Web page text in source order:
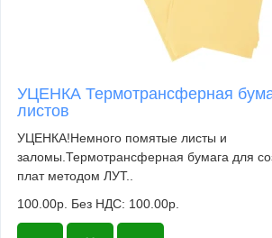
УЦЕНКА Термотрансферная
листов
УЦЕНКА!Немного помятые листы и
заломы.Термотрансферная бумага для
плат методом ЛУТ..
100.00р. Без НДС: 100.00р.